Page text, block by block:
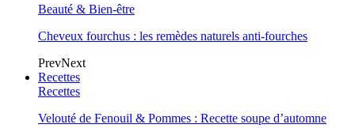
Beauté & Bien-être
Cheveux fourchus : les remèdes naturels anti-fourches
PrevNext
Recettes
Recettes
Velouté de Fenouil & Pommes : Recette soupe d’automne